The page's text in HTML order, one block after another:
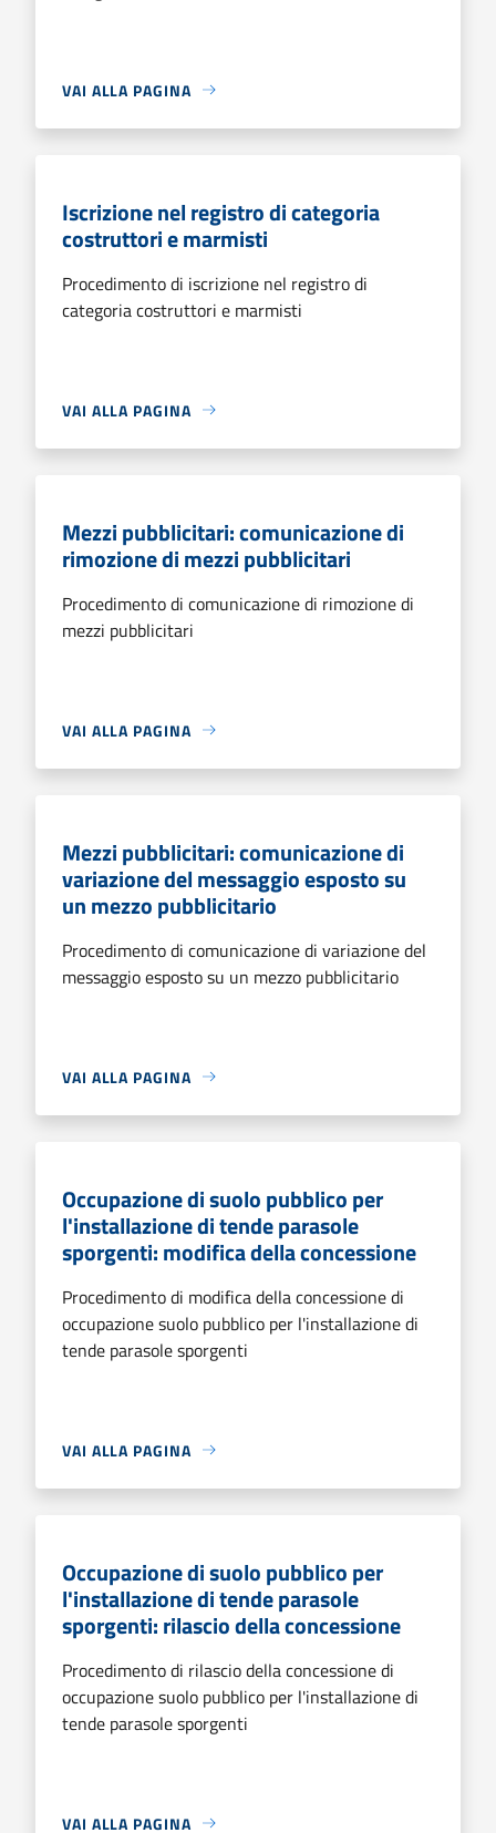
VAI ALLA PAGINA
Iscrizione nel registro di categoria
costruttori e marmisti
Procedimento di iscrizione nel registro di
categoria costruttori e marmisti
VAI ALLA PAGINA
Mezzi pubblicitari: comunicazione di
rimozione di mezzi pubblicitari
Procedimento di comunicazione di rimozione di
mezzi pubblicitari
VAI ALLA PAGINA
Mezzi pubblicitari: comunicazione di
variazione del messaggio esposto su
un mezzo pubblicitario
Procedimento di comunicazione di variazione del
messaggio esposto su un mezzo pubblicitario
VAI ALLA PAGINA
Occupazione di suolo pubblico per
l'installazione di tende parasole
sporgenti: modifica della concessione
Procedimento di modifica della concessione di
occupazione suolo pubblico per l'installazione di
tende parasole sporgenti
VAI ALLA PAGINA
Occupazione di suolo pubblico per
l'installazione di tende parasole
sporgenti: rilascio della concessione
Procedimento di rilascio della concessione di
occupazione suolo pubblico per l'installazione di
tende parasole sporgenti
VAI ALLA PAGINA